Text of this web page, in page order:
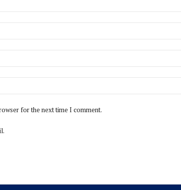
for the next time I comment.